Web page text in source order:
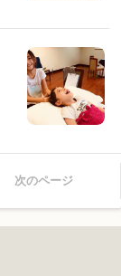
次のページ